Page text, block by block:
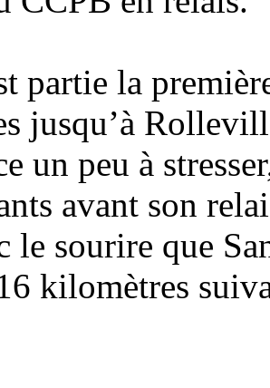
partie la
jusqu’à
un peu à
avant son
le sourire que
kilomètres